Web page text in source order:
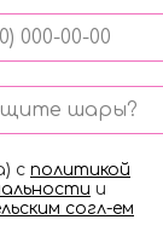
шары?
с политикой
и
согл-ем